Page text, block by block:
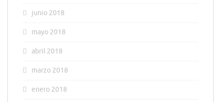
junio 2018
mayo 2018
abril 2018
marzo 2018
enero 2018